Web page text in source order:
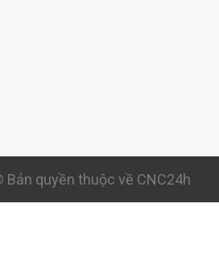
Bản quyền thuộc về CNC24h